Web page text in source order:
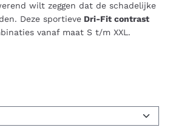
wilt zeggen dat de schadelijke
Deze sportieveDri-Fit contrast
vanaf maat S t/m XXL.